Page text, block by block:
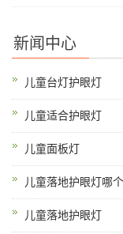
新闻中心
儿童台灯护眼灯
儿童适合护眼灯
儿童面板灯
儿童落地护眼灯哪
儿童落地护眼灯